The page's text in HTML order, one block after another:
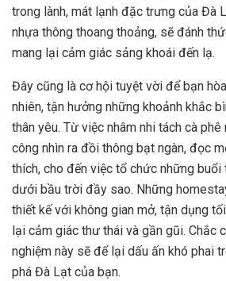
trong lành, mát lạnh đặc trưng của Đà
nhựa thông thoang thoảng, sẽ đánh
mang lại cảm giác sảng khoái đến lạ.
Đây cũng là cơ hội tuyệt vời để bạn
nhiên, tận hưởng những khoảnh khắc
thân yêu. Từ việc nhâm nhi tách cà
công nhìn ra đồi thông bạt ngàn, đọc
thích, cho đến việc tổ chức những buổi
dưới bầu trời đầy sao. Những
thiết kế với không gian mở, tận dụng
lại cảm giác thư thái và gần gũi. Chắc
nghiệm này sẽ để lại dấu ấn khó phai
phá Đà Lạt của bạn.